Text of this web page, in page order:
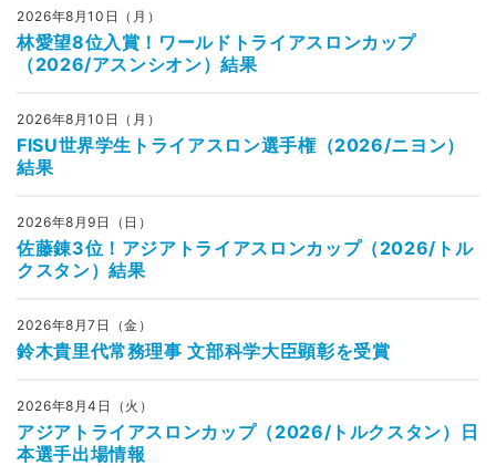
2026年8月10日（月）
林愛望8位入賞！ワールドトライアスロンカップ
（2026/アスンシオン）結果
2026年8月10日（月）
FISU世界学生トライアスロン選手権（2026/ニヨン）
結果
2026年8月9日（日）
佐藤錬3位！アジアトライアスロンカップ（2026/トル
クスタン）結果
2026年8月7日（金）
鈴木貴里代常務理事 文部科学大臣顕彰を受賞
2026年8月4日（火）
アジアトライアスロンカップ（2026/トルクスタン）日
本選手出場情報